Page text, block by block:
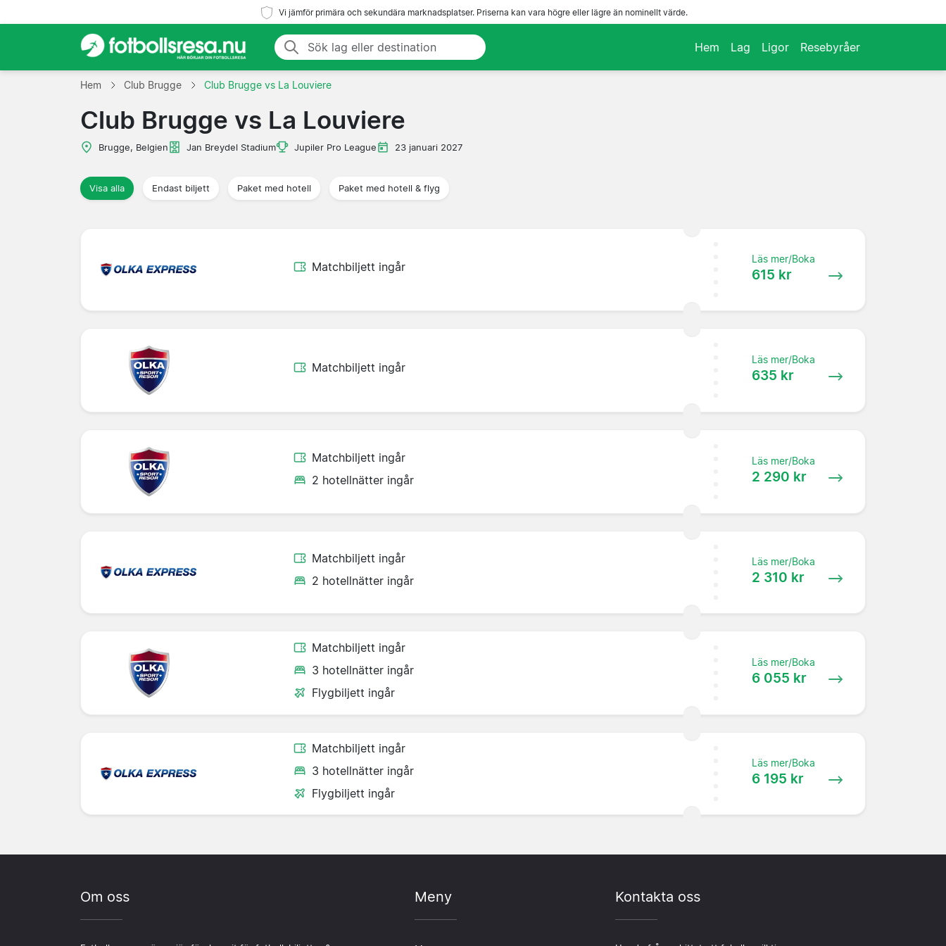
Vi jämför primära och sekundära marknadsplatser. Priserna kan vara högre eller lägre än nominellt värde.
Hem Lag Ligor Resebyråer
Hem Club Brugge Club Brugge vs La Louviere
Club Brugge vs La Louviere
Brugge, Belgien Jan Breydel Stadium Jupiler Pro League 23 januari 2027
Visa alla Endast biljett Paket med hotell Paket med hotell & flyg
Matchbiljett ingår
Läs mer/Boka
615 kr
Matchbiljett ingår
Läs mer/Boka
635 kr
Matchbiljett ingår
2 hotellnätter ingår
Läs mer/Boka
2 290 kr
Matchbiljett ingår
2 hotellnätter ingår
Läs mer/Boka
2 310 kr
Matchbiljett ingår
3 hotellnätter ingår
Flygbiljett ingår
Läs mer/Boka
6 055 kr
Matchbiljett ingår
3 hotellnätter ingår
Flygbiljett ingår
Läs mer/Boka
6 195 kr
Om oss Meny Kontakta oss